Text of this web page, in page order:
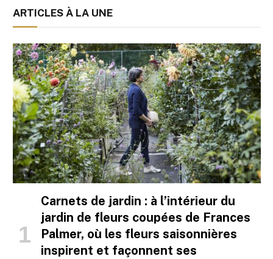
ARTICLES À LA UNE
Carnets de jardin : à l’intérieur du
jardin de fleurs coupées de Frances
Palmer, où les fleurs saisonnières
inspirent et façonnent ses